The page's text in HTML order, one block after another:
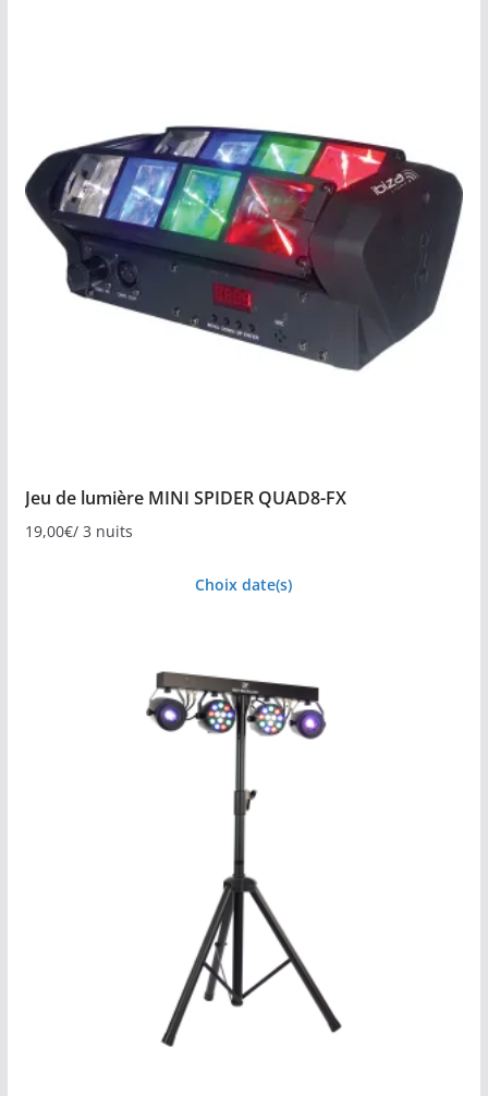
Jeu de lumière MINI SPIDER QUAD8-FX
19,00€/ 3 nuits
Choix date(s)